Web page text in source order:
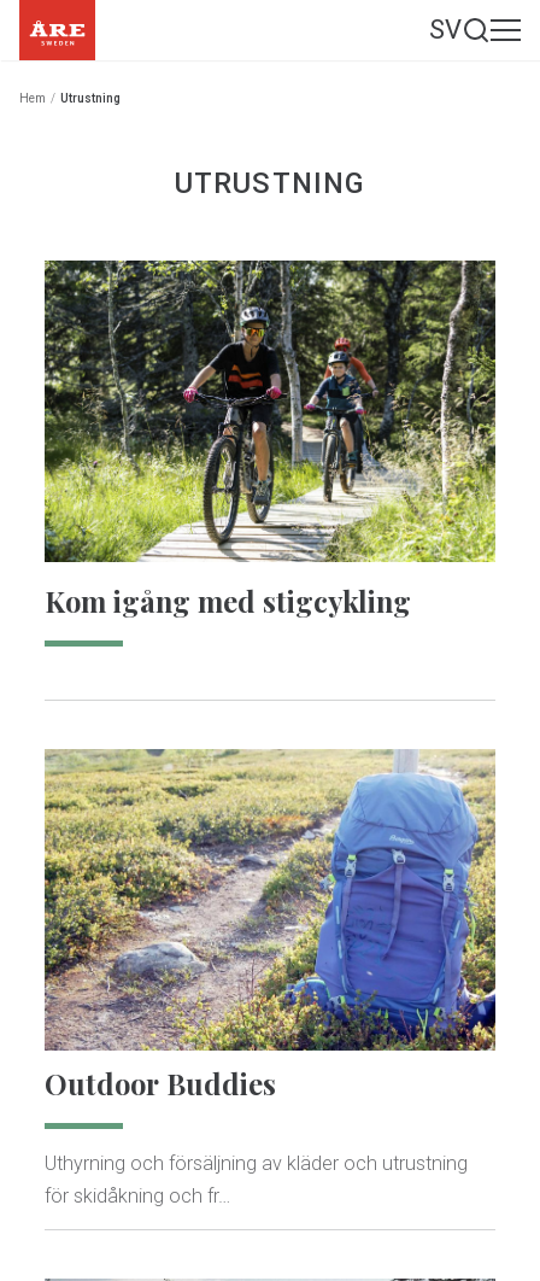
SV
Hem / Utrustning
UTRUSTNING
Kom igång med stigcykling
Outdoor Buddies
Uthyrning och försäljning av kläder och utrustning
för skidåkning och fr…